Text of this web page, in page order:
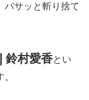
バサッと斬り捨て
鈴村愛香とい